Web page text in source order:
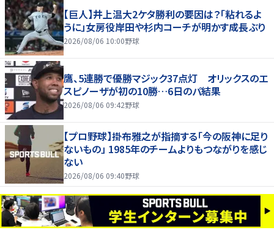
【巨人】井上温大2ケタ勝利の要因は？「粘れるよ
うに」女房役岸田や杉内コーチが明かす成長ぶり
2026/08/06 10:00野球
鷹、5連勝で優勝マジック37点灯 オリックスのエ
スピノーザが初の10勝…6日のパ結果
2026/08/06 09:42野球
【プロ野球】掛布雅之が指摘する「今の阪神に足り
ないもの」 1985年のチームよりもつながりを感じ
ない
2026/08/06 09:40野球